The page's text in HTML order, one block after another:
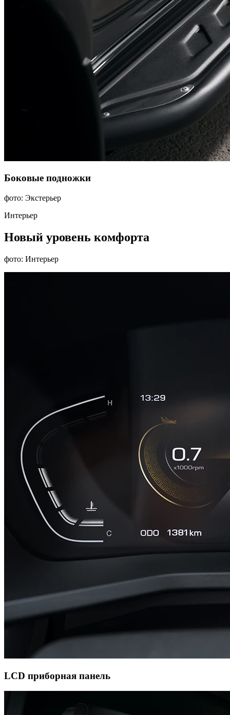
Боковые подножки
фото: Экстерьер
Интерьер
Новый уровень комфорта
фото: Интерьер
LCD приборная панель